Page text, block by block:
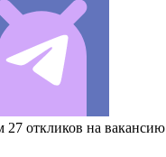
27 откликов на вакансию